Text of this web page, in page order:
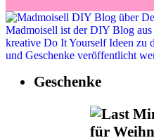
Geschenke